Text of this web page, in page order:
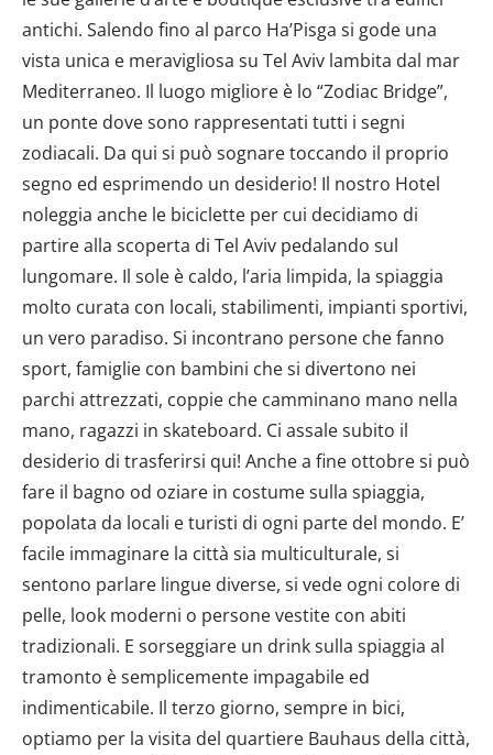
antichi. Salendo fino al parco Ha’Pisga si gode una
vista unica e meravigliosa su Tel Aviv lambita dal mar
Mediterraneo. Il luogo migliore è lo “Zodiac Bridge”,
un ponte dove sono rappresentati tutti i segni
zodiacali. Da qui si può sognare toccando il proprio
segno ed esprimendo un desiderio! Il nostro Hotel
noleggia anche le biciclette per cui decidiamo di
partire alla scoperta di Tel Aviv pedalando sul
lungomare. Il sole è caldo, l’aria limpida, la spiaggia
molto curata con locali, stabilimenti, impianti sportivi,
un vero paradiso. Si incontrano persone che fanno
sport, famiglie con bambini che si divertono nei
parchi attrezzati, coppie che camminano mano nella
mano, ragazzi in skateboard. Ci assale subito il
desiderio di trasferirsi qui! Anche a fine ottobre si può
fare il bagno od oziare in costume sulla spiaggia,
popolata da locali e turisti di ogni parte del mondo. E’
facile immaginare la città sia multiculturale, si
sentono parlare lingue diverse, si vede ogni colore di
pelle, look moderni o persone vestite con abiti
tradizionali. E sorseggiare un drink sulla spiaggia al
tramonto è semplicemente impagabile ed
indimenticabile. Il terzo giorno, sempre in bici,
optiamo per la visita del quartiere Bauhaus della città,